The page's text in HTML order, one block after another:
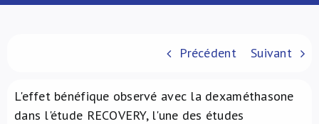
NL
Précédent Suivant
L'effet bénéfique observé avec la dexaméthasone
dans l'étude RECOVERY, l'une des études